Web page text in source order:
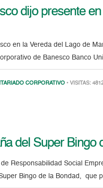
dijo presente
en la Vereda del Lago de
de Banesco Banco
CORPORATIVO • VISITAS:
del Super Bingo
Responsabilidad Social
Bingo de la Bondad, que